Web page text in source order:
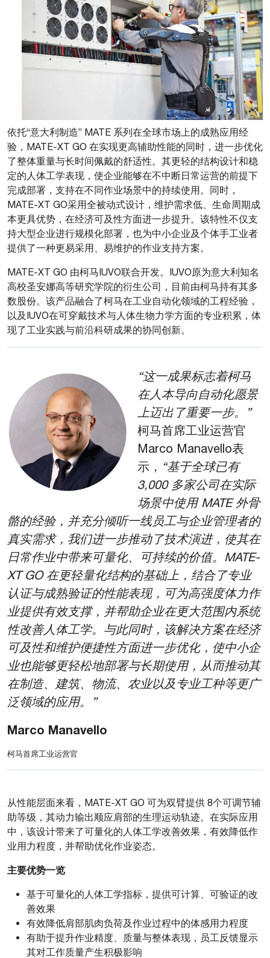
依托“意大利制造” MATE 系列在全球市场上的成熟应用经
验，MATE-XT GO 在实现更高辅助性能的同时，进一步优化
了整体重量与长时间佩戴的舒适性。其更轻的结构设计和稳
定的人体工学表现，使企业能够在不中断日常运营的前提下
完成部署，支持在不同作业场景中的持续使用。同时，
MATE-XT GO采用全被动式设计，维护需求低、生命周期成
本更具优势，在经济可及性方面进一步提升。该特性不仅支
持大型企业进行规模化部署，也为中小企业及个体手工业者
提供了一种更易采用、易维护的作业支持方案。
MATE-XT GO 由柯马IUVO联合开发。IUVO原为意大利知名
高校圣安娜高等研究学院的衍生公司，目前由柯马持有其多
数股份。该产品融合了柯马在工业自动化领域的工程经验，
以及IUVO在可穿戴技术与人体生物力学方面的专业积累，体
现了工业实践与前沿科研成果的协同创新。
“这一成果标志着柯马
在人本导向自动化愿景
上迈出了重要一步。”
柯马首席工业运营官
Marco Manavello表
示， “基于全球已有
3,000 多家公司在实际
场景中使用 MATE 外骨
骼的经验，并充分倾听一线员工与企业管理者的
真实需求，我们进一步推动了技术演进，使其在
日常作业中带来可量化、可持续的价值。MATE-
XT GO 在更轻量化结构的基础上，结合了专业
认证与成熟验证的性能表现，可为高强度体力作
业提供有效支撑，并帮助企业在更大范围内系统
性改善人体工学。与此同时，该解决方案在经济
可及性和维护便捷性方面进一步优化，使中小企
业也能够更轻松地部署与长期使用，从而推动其
在制造、建筑、物流、农业以及专业工种等更广
泛领域的应用。”
Marco Manavello
柯马首席工业运营官
从性能层面来看，MATE-XT GO 可为双臂提供 8个可调节辅
助等级，其动力输出顺应肩部的生理运动轨迹。在实际应用
中，该设计带来了可量化的人体工学改善效果，有效降低作
业用力程度，并帮助优化作业姿态。
主要优势一览
基于可量化的人体工学指标，提供可计算、可验证的改
善效果
有效降低肩部肌肉负荷及作业过程中的体感用力程度
有助于提升作业精度、质量与整体表现，员工反馈显示
其对工作质量产生积极影响